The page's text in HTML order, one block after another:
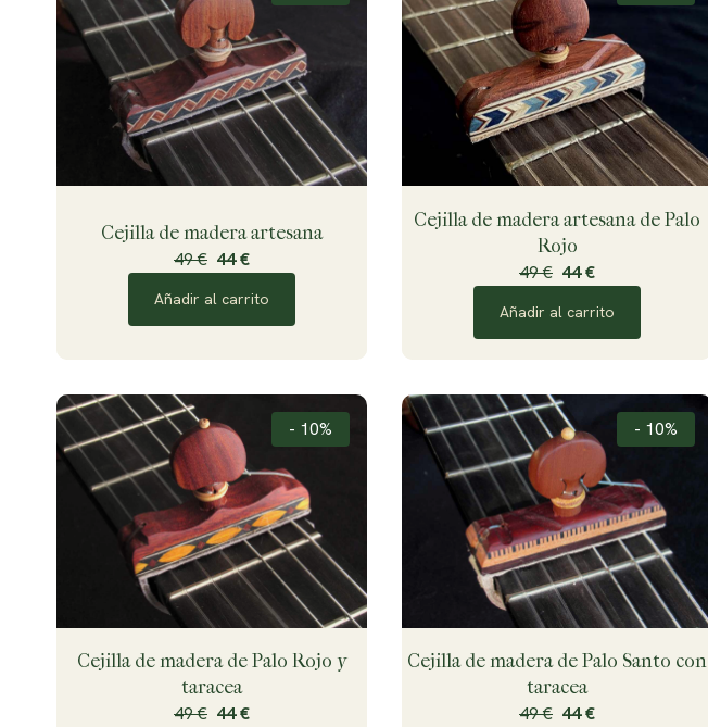
Cejilla de madera artesana
49 € 44 €
Añadir al carrito
Cejilla de madera artesana de Palo
Rojo
49 € 44 €
Añadir al carrito
- 10%
Cejilla de madera de Palo Rojo y
taracea
49 € 44 €
- 10%
Cejilla de madera de Palo Santo con
taracea
49 € 44 €